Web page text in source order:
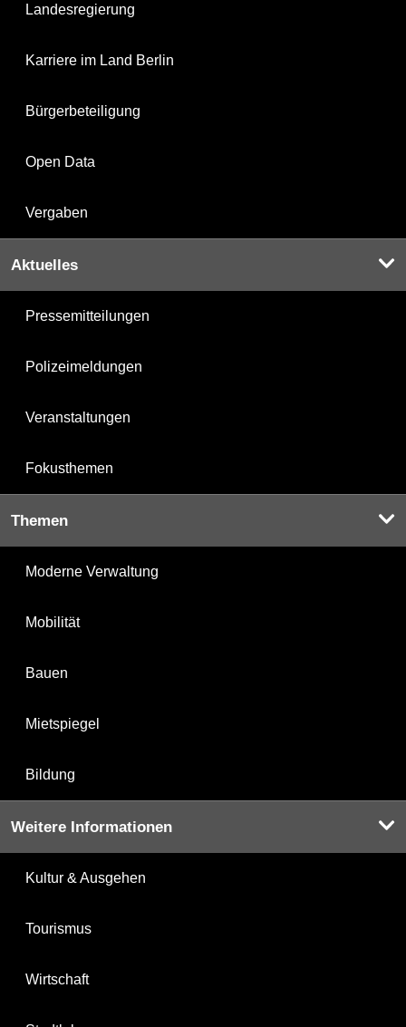
Landesregierung
Karriere im Land Berlin
Bürgerbeteiligung
Open Data
Vergaben
Aktuelles
Pressemitteilungen
Polizeimeldungen
Veranstaltungen
Fokusthemen
Themen
Moderne Verwaltung
Mobilität
Bauen
Mietspiegel
Bildung
Weitere Informationen
Kultur & Ausgehen
Tourismus
Wirtschaft